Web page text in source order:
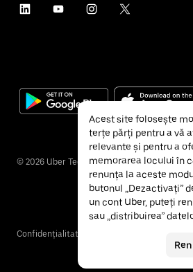
© 2026 Uber Technologies Inc.
Confidențialitate
Acest site folosește
terțe părți pentru a vă
relevante și pentru a
memorarea locului în
renunța la aceste
butonul „Dezactivați”
un cont Uber, puteți
sau „distribuirea”